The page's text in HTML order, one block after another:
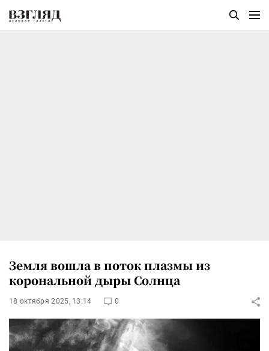
Земля вошла в поток плазмы из
корональной дыры Солнца
18 октября 2025, 13:14 0